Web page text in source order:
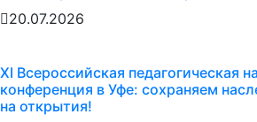
20.07.2026
XI Всероссийская педагогическая
конференция в Уфе: сохраняем
на открытия!